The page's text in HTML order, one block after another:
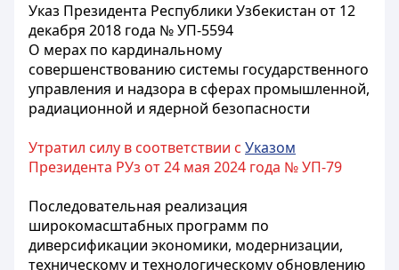
Указ Президента Республики Узбекистан от 12
декабря 2018 года № УП-5594
О мерах по кардинальному
совершенствованию системы государственного
управления и надзора в сферах промышленной,
радиационной и ядерной безопасности
Утратил силу в соответствии с Указом
Президента РУз от 24 мая 2024 года № УП-79
Последовательная реализация
широкомасштабных программ по
диверсификации экономики, модернизации,
техническому и технологическому обновлению